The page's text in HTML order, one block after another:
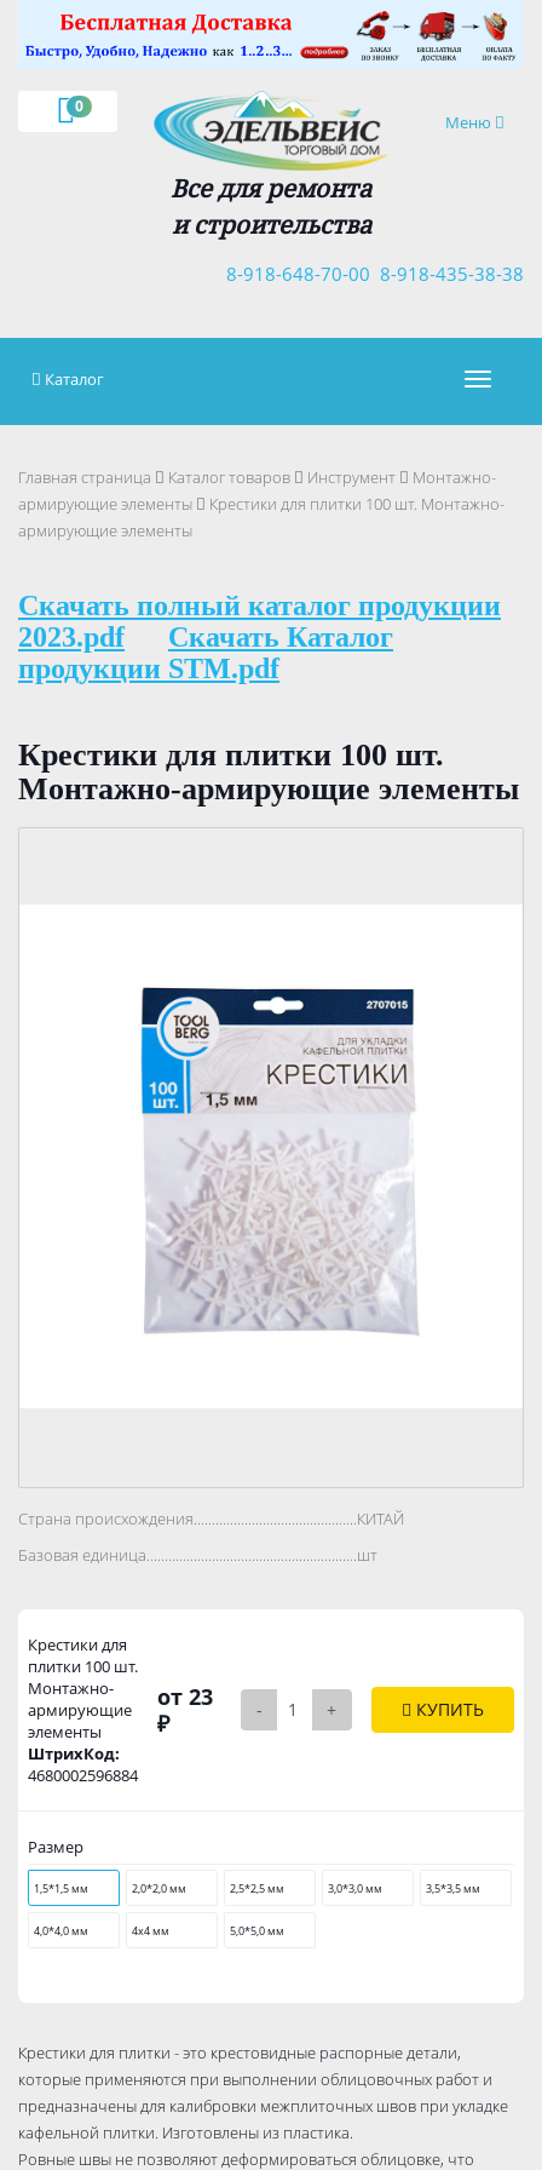
0
Навигация
Меню
Все для ремонта
и строительства
8-918-435-38-38
8-918-648-70-00
×
Каталог
Главная страница Каталог товаров Инструмент
Монтажно-
армирующие элементы
Крестики для плитки 100 шт. Монтажно-
армирующие элементы
Скачать полный каталог продукции
2023.pdf
Скачать Каталог
продукции STM.pdf
Крестики для плитки 100 шт.
Монтажно-армирующие элементы
Страна происхождения..................................................................................
КИТАЙ
Базовая единица..................................................................................
шт
Крестики для
плитки 100 шт.
Монтажно-
армирующие
элементы
ШтрихКод:
4680002596884
от 23
₽
- + КУПИТЬ
Размер
1,5*1,5 мм 2,0*2,0 мм 2,5*2,5 мм 3,0*3,0 мм 3,5*3,5 мм
4,0*4,0 мм 4х4 мм 5,0*5,0 мм
Крестики для плитки - это крестовидные распорные детали,
которые применяются при выполнении облицовочных работ и
предназначены для калибровки межплиточных швов при укладке
кафельной плитки. Изготовлены из пластика.
Ровные швы не позволяют деформироваться облицовке, что